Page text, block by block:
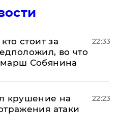
стоит за
во что
Собянина
22:33
крушение на
атаки
22:23